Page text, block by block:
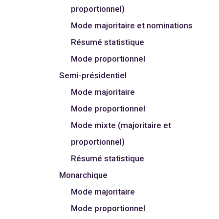
proportionnel)
Mode majoritaire et nominations
Résumé statistique
Mode proportionnel
Semi-présidentiel
Mode majoritaire
Mode proportionnel
Mode mixte (majoritaire et
proportionnel)
Résumé statistique
Monarchique
Mode majoritaire
Mode proportionnel